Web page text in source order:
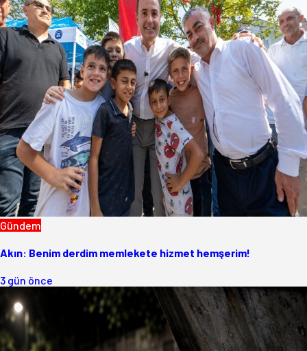
Gündem
Akın: Benim derdim memlekete hizmet hemşerim!
3 gün önce